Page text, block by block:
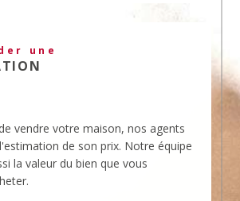
toute notre expertise et notre
ce domaine.
vente, en achat et en location de
sont sensibles et requièrent
professionnels pour éviter les
du temps.
une
vendre votre maison, nos agents
de son prix. Notre équipe
la valeur du bien que vous